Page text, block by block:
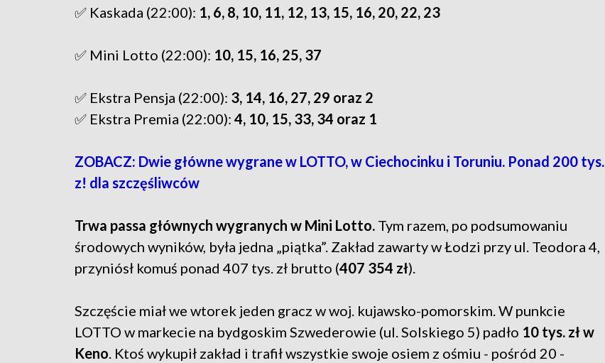
✅ Kaskada (22:00): 1, 6, 8, 10, 11, 12, 13, 15, 16, 20, 22, 23
✅ Mini Lotto (22:00): 10, 15, 16, 25, 37
✅ Ekstra Pensja (22:00): 3, 14, 16, 27, 29 oraz 2
✅ Ekstra Premia (22:00): 4, 10, 15, 33, 34 oraz 1
ZOBACZ: Dwie główne wygrane w LOTTO, w Ciechocinku i Toruniu. Ponad 200 tys.
z! dla szczęśliwców
Trwa passa głównych wygranych w Mini Lotto. Tym razem, po podsumowaniu
środowych wyników, była jedna „piątka”. Zakład zawarty w Łodzi przy ul. Teodora 4,
przyniósł komuś ponad 407 tys. zł brutto (407 354 zł).
Szczęście miał we wtorek jeden gracz w woj. kujawsko-pomorskim. W punkcie
LOTTO w markecie na bydgoskim Szwederowie (ul. Solskiego 5) padło 10 tys. zł w
Keno. Ktoś wykupił zakład i trafił wszystkie swoje osiem z ośmiu - pośród 20 -